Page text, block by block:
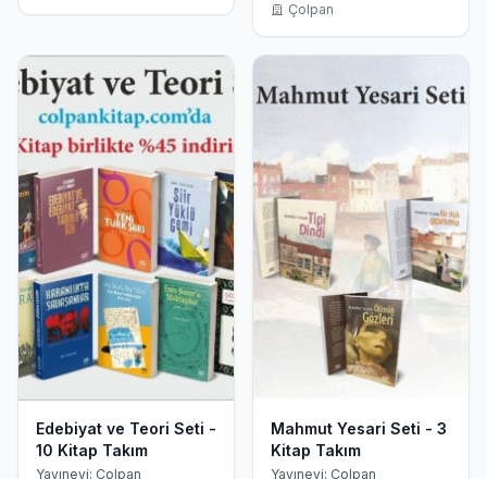
Çolpan
Edebiyat ve Teori Seti -
10 Kitap Takım
Yayınevi: Çolpan
Mahmut Yesari Seti - 3
Kitap Takım
Yayınevi: Çolpan